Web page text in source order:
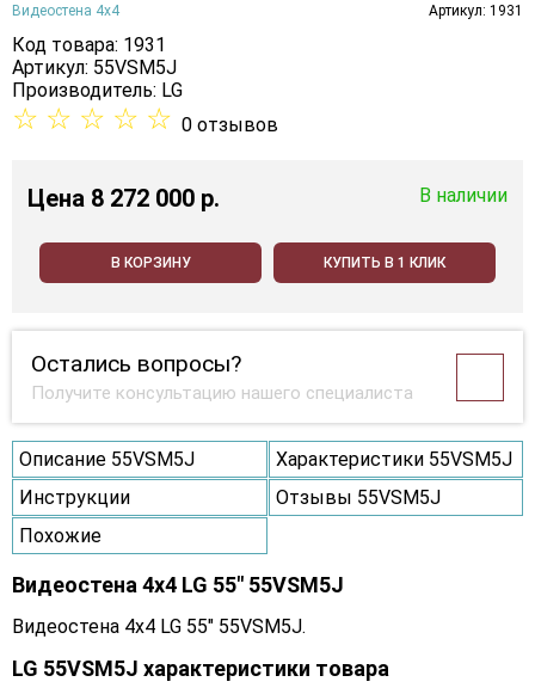
Видеостена 4х4 Артикул: 1931
Код товара: 1931
Артикул: 55VSM5J
Производитель: LG
☆ ☆ ☆ ☆ ☆ 0 отзывов
Цена 8 272 000 p. В наличии
В КОРЗИНУ КУПИТЬ В 1 КЛИК
Остались вопросы?
Получите консультацию нашего специалиста
Описание 55VSM5J
Характеристики 55VSM5J
Инструкции
Отзывы 55VSM5J
Похожие
Видеостена 4x4 LG 55" 55VSM5J
Видеостена 4x4 LG 55" 55VSM5J.
LG 55VSM5J характеристики товара